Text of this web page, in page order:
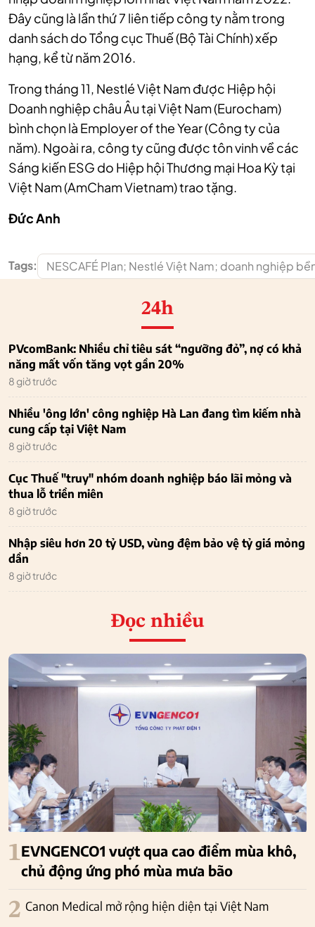
Đây cũng là lần thứ 7 liên tiếp công ty nằm trong
danh sách do Tổng cục Thuế (Bộ Tài Chính) xếp
hạng, kể từ năm 2016.
Trong tháng 11, Nestlé Việt Nam được Hiệp hội
Doanh nghiệp châu Âu tại Việt Nam (Eurocham)
bình chọn là Employer of the Year (Công ty của
năm). Ngoài ra, công ty cũng được tôn vinh về các
Sáng kiến ESG do Hiệp hội Thương mại Hoa Kỳ tại
Việt Nam (AmCham Vietnam) trao tặng.
Đức Anh
Tags: NESCAFÉ Plan; Nestlé Việt Nam; doanh nghiệp
24h
PVcomBank: Nhiều chỉ tiêu sát “ngưỡng đỏ”, nợ có khả
năng mất vốn tăng vọt gần 20%
8 giờ trước
Nhiều 'ông lớn' công nghiệp Hà Lan đang tìm kiếm nhà
cung cấp tại Việt Nam
8 giờ trước
Cục Thuế "truy" nhóm doanh nghiệp báo lãi mỏng và
thua lỗ triền miên
8 giờ trước
Nhập siêu hơn 20 tỷ USD, vùng đệm bảo vệ tỷ giá mỏng
dần
8 giờ trước
Đọc nhiều
1EVNGENCO1 vượt qua cao điểm mùa khô,
chủ động ứng phó mùa mưa bão
2 Canon Medical mở rộng hiện diện tại Việt Nam